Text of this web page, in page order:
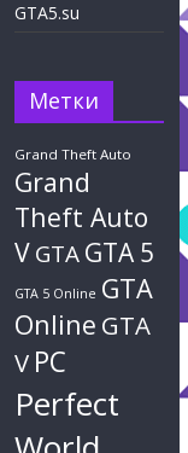
GTA5.su
Метки
Grand Theft Auto
Grand
Theft Auto
VGTAGTA 5
GTA 5 Online GTA
Online GTA
V PC
Perfect